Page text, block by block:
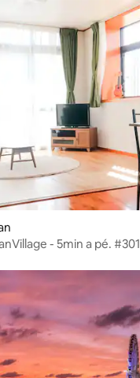
- 5min a pé. #301